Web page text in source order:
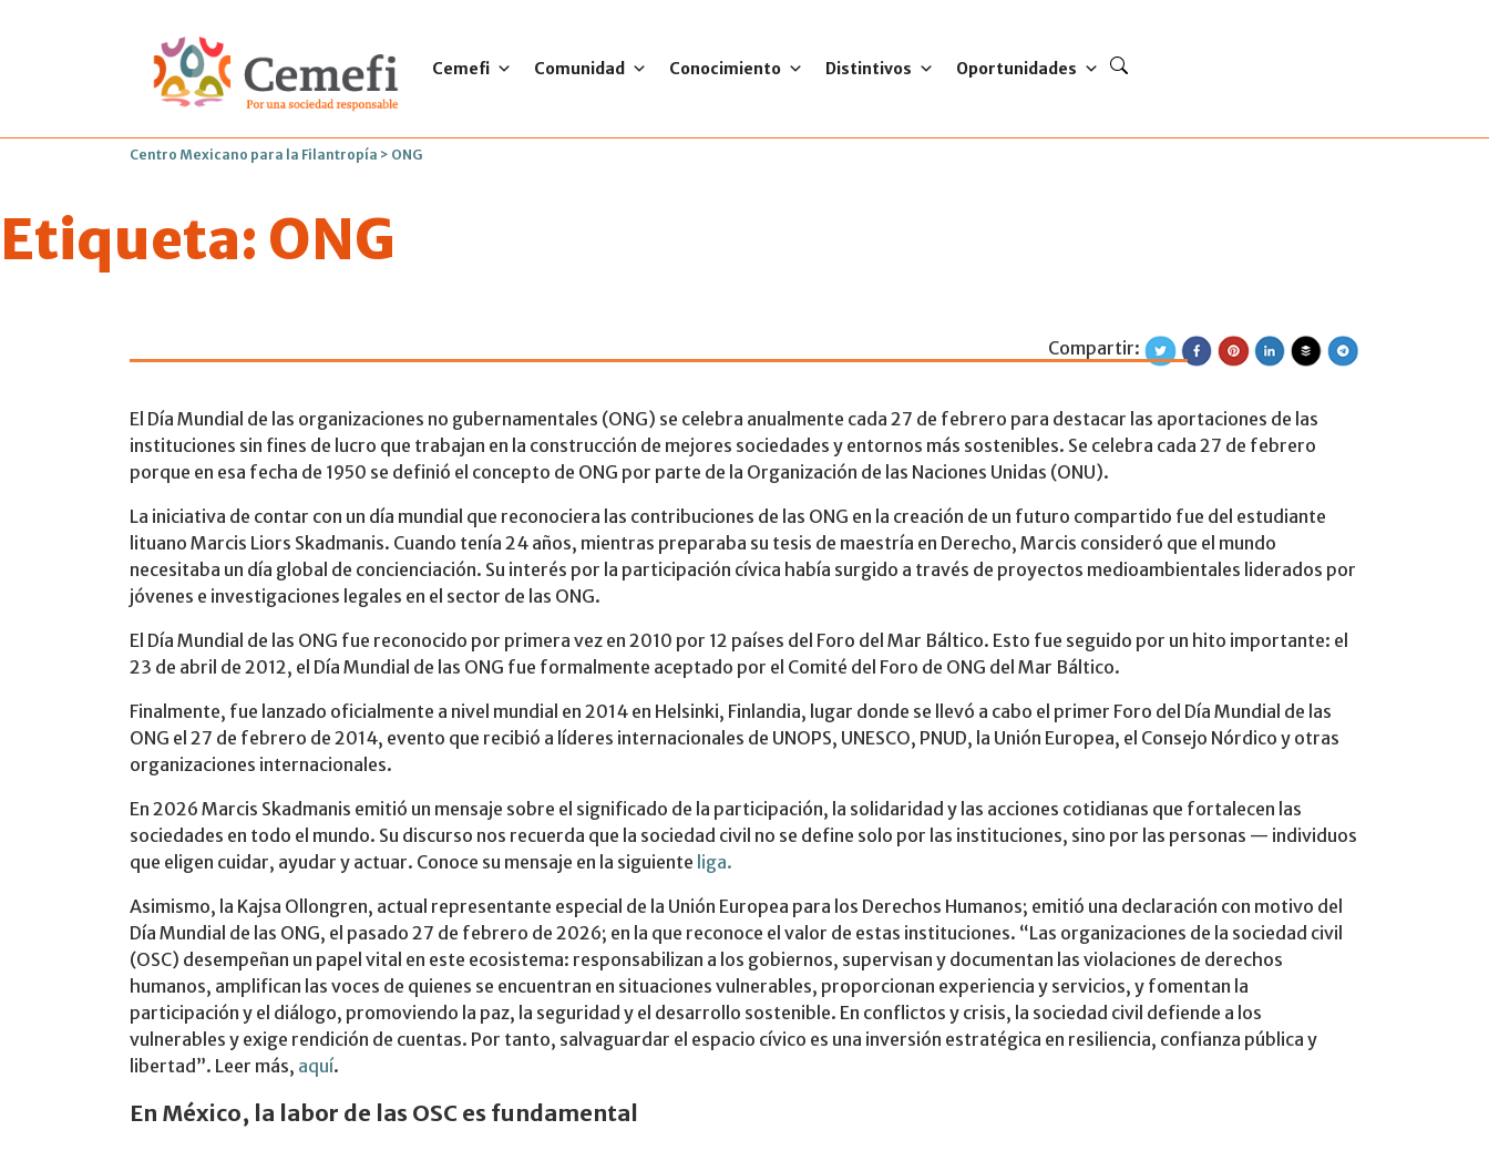
Cemefi Comunidad Conocimiento Distintivos Oportunidades
Centro Mexicano para la Filantropía > ONG
Etiqueta: ONG
Día Mundial de las organizaciones no
Compartir:
El Día Mundial de las organizaciones no gubernamentales (ONG) se celebra anualmente cada 27 de febrero para destacar las aportaciones de las
instituciones sin fines de lucro que trabajan en la construcción de mejores sociedades y entornos más sostenibles. Se celebra cada 27 de febrero
porque en esa fecha de 1950 se definió el concepto de ONG por parte de la Organización de las Naciones Unidas (ONU).
La iniciativa de contar con un día mundial que reconociera las contribuciones de las ONG en la creación de un futuro compartido fue del estudiante
lituano Marcis Liors Skadmanis. Cuando tenía 24 años, mientras preparaba su tesis de maestría en Derecho, Marcis consideró que el mundo
necesitaba un día global de concienciación. Su interés por la participación cívica había surgido a través de proyectos medioambientales liderados por
jóvenes e investigaciones legales en el sector de las ONG.
El Día Mundial de las ONG fue reconocido por primera vez en 2010 por 12 países del Foro del Mar Báltico. Esto fue seguido por un hito importante: el
23 de abril de 2012, el Día Mundial de las ONG fue formalmente aceptado por el Comité del Foro de ONG del Mar Báltico.
Finalmente, fue lanzado oficialmente a nivel mundial en 2014 en Helsinki, Finlandia, lugar donde se llevó a cabo el primer Foro del Día Mundial de las
ONG el 27 de febrero de 2014, evento que recibió a líderes internacionales de UNOPS, UNESCO, PNUD, la Unión Europea, el Consejo Nórdico y otras
organizaciones internacionales.
En 2026 Marcis Skadmanis emitió un mensaje sobre el significado de la participación, la solidaridad y las acciones cotidianas que fortalecen las
sociedades en todo el mundo. Su discurso nos recuerda que la sociedad civil no se define solo por las instituciones, sino por las personas — individuos
que eligen cuidar, ayudar y actuar. Conoce su mensaje en la siguiente liga.
Asimismo, la Kajsa Ollongren, actual representante especial de la Unión Europea para los Derechos Humanos; emitió una declaración con motivo del
Día Mundial de las ONG, el pasado 27 de febrero de 2026; en la que reconoce el valor de estas instituciones. “Las organizaciones de la sociedad civil
(OSC) desempeñan un papel vital en este ecosistema: responsabilizan a los gobiernos, supervisan y documentan las violaciones de derechos
humanos, amplifican las voces de quienes se encuentran en situaciones vulnerables, proporcionan experiencia y servicios, y fomentan la
participación y el diálogo, promoviendo la paz, la seguridad y el desarrollo sostenible. En conflictos y crisis, la sociedad civil defiende a los
vulnerables y exige rendición de cuentas. Por tanto, salvaguardar el espacio cívico es una inversión estratégica en resiliencia, confianza pública y
libertad”. Leer más, aquí.
En México, la labor de las OSC es fundamental